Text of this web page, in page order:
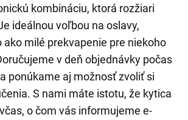
kombináciu, ktorá rozžiari
ideálnou voľbou na oslavy,
ako milé prekvapenie pre niekoho
v deň objednávky počas
ponúkame aj možnosť zvoliť si
S nami máte istotu, že kytica
o čom vás informujeme e-